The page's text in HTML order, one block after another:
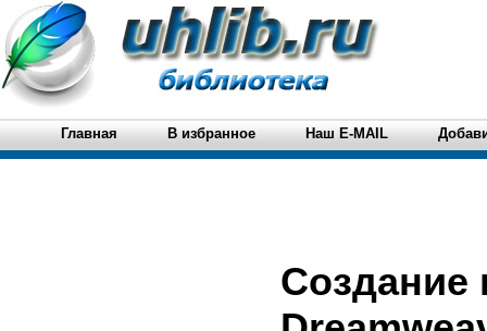
Главная В избранное Наш E-MAIL